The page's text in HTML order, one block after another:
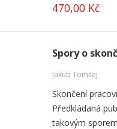
470,00 Kč
Spory o
Jakub Tomšej
Skončení
Předkládaná
takovým